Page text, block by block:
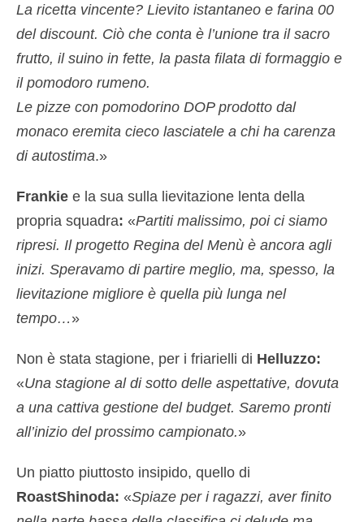
La ricetta vincente? Lievito istantaneo e farina 00
del discount. Ciò che conta è l’unione tra il sacro
frutto, il suino in fette, la pasta filata di formaggio e
il pomodoro rumeno.
Le pizze con pomodorino DOP prodotto dal
monaco eremita cieco lasciatele a chi ha carenza
di autostima.»
Frankie e la sua sulla lievitazione lenta della
propria squadra: «Partiti malissimo, poi ci siamo
ripresi. Il progetto Regina del Menù è ancora agli
inizi. Speravamo di partire meglio, ma, spesso, la
lievitazione migliore è quella più lunga nel
tempo… »
Non è stata stagione, per i friarielli di Helluzzo:
«Una stagione al di sotto delle aspettative, dovuta
a una cattiva gestione del budget. Saremo pronti
all’inizio del prossimo campionato.»
Un piatto piuttosto insipido, quello di
RoastShinoda: «Spiaze per i ragazzi, aver finito